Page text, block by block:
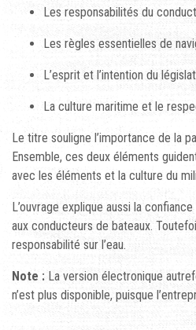
Les responsabilités du
Les règles essentielles de
L’esprit et l’intention du
La culture maritime et le
Le titre souligne l’importance de la
Ensemble, ces deux éléments
avec les éléments et la culture du
L’ouvrage explique aussi la
aux conducteurs de bateaux.
responsabilité sur l’eau.
Note : La version électronique
n’est plus disponible, puisque